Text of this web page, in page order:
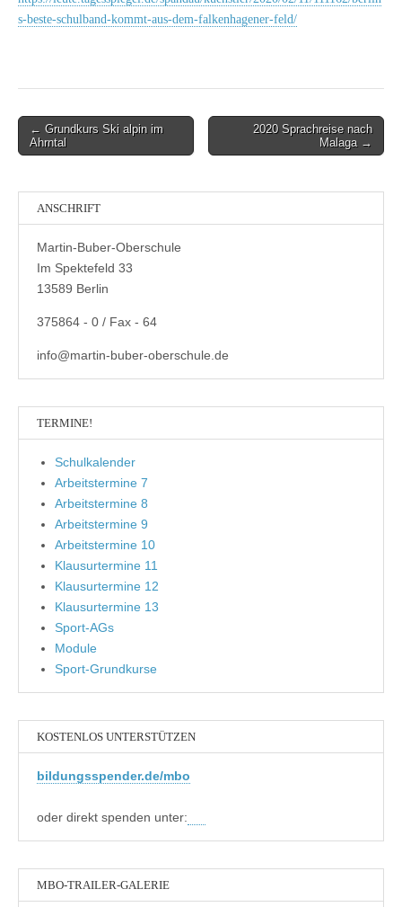
s-beste-schulband-kommt-aus-dem-falkenhagener-feld/
Post
navigation
← Grundkurs Ski alpin im
Ahrntal
2020 Sprachreise nach
Malaga →
ANSCHRIFT
Martin-Buber-Oberschule
Im Spektefeld 33
13589 Berlin
375864 - 0 / Fax - 64
info@martin-buber-oberschule.de
TERMINE!
Schulkalender
Arbeitstermine 7
Arbeitstermine 8
Arbeitstermine 9
Arbeitstermine 10
Klausurtermine 11
Klausurtermine 12
Klausurtermine 13
Sport-AGs
Module
Sport-Grundkurse
KOSTENLOS UNTERSTÜTZEN
bildungsspender.de/mbo
oder direkt spenden unter:
MBO-TRAILER-GALERIE